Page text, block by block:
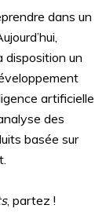
dans un
disposition un
artificielle
des
basée sur
, partez !